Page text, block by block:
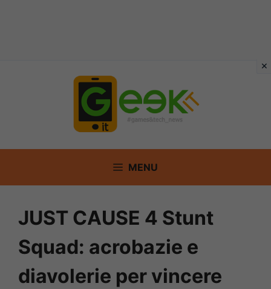
MENU
JUST CAUSE 4 Stunt
Squad: acrobazie e
diavolerie per vincere